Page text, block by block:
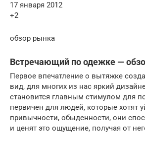
17 января 2012
+2
обзор рынка
Встречающий по одежке —
Первое впечатление о вытяжке
вид, для многих из нас яркий
становится главным стимулом для
первичен для людей, которые хотят
привычности, обыденности, они
и ценят это ощущение, получая от